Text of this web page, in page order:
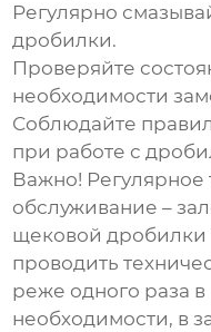
Регулярно
дробилки.
Проверяйте
необходимости
Соблюдайте
при работе с
Важно! Регулярное
обслуживание –
щековой дробилки
проводить
реже одного раза
необходимости, в